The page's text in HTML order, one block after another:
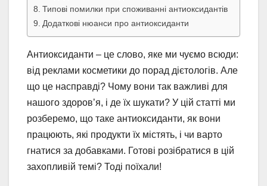
Типові помилки при споживанні антиоксидантів
Додаткові нюанси про антиоксиданти
Антиоксиданти – це слово, яке ми чуємо всюди:
від реклами косметики до порад дієтологів. Але
що це насправді? Чому вони так важливі для
нашого здоров’я, і де їх шукати? У цій статті ми
розберемо, що таке антиоксиданти, як вони
працюють, які продукти їх містять, і чи варто
гнатися за добавками. Готові розібратися в цій
захопливій темі? Тоді поїхали!